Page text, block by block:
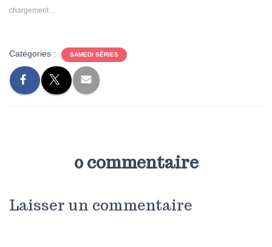
chargement…
Catégories : SAMEDI SÉRIES
0 commentaire
Laisser un commentaire